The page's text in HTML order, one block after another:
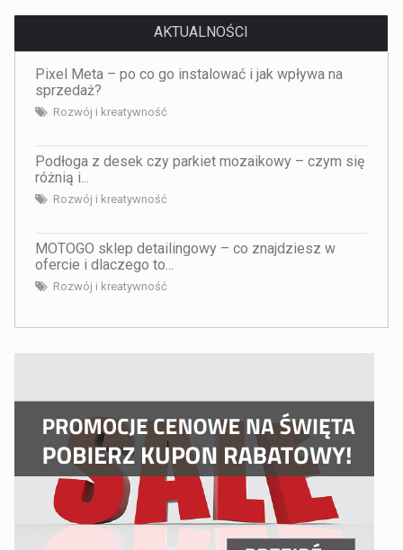
AKTUALNOŚCI
Pixel Meta – po co go instalować i jak wpływa na
sprzedaż?
Rozwój i kreatywność
Podłoga z desek czy parkiet mozaikowy – czym się
różnią i...
Rozwój i kreatywność
MOTOGO sklep detailingowy – co znajdziesz w
ofercie i dlaczego to...
Rozwój i kreatywność